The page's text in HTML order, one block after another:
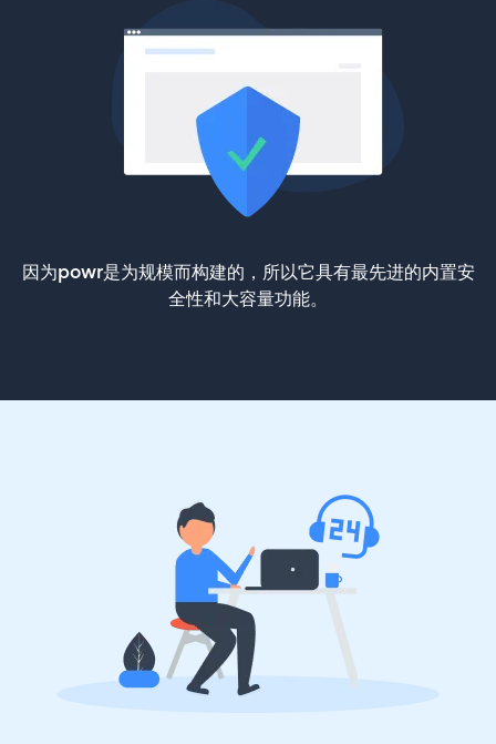
因为powr是为规模而构建的，所以它具有最先进的内置安
全性和大容量功能。